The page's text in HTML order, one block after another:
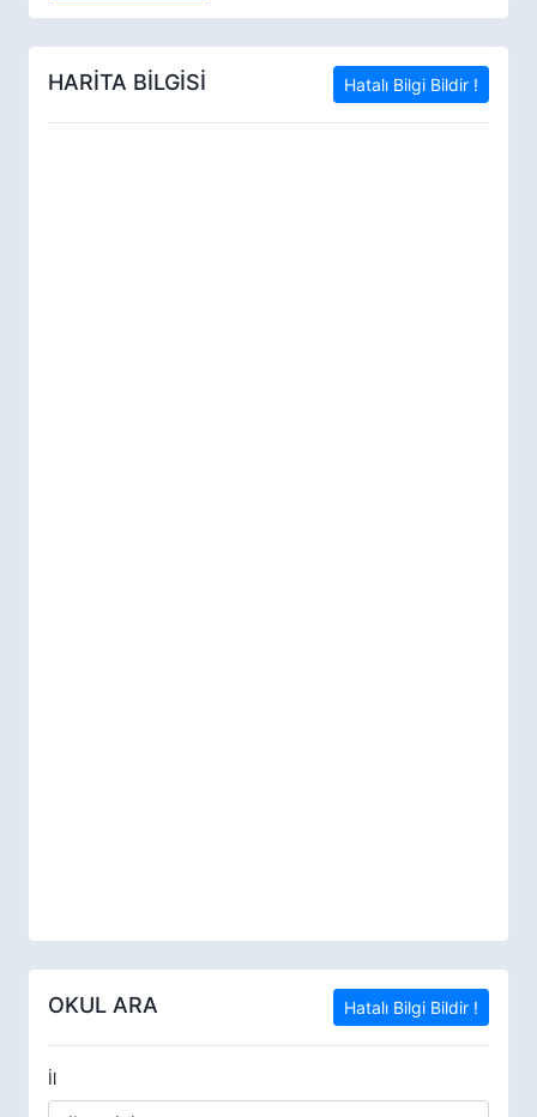
HARİTA BİLGİSİ Hatalı Bilgi Bildir !
OKUL ARA Hatalı Bilgi Bildir !
İl